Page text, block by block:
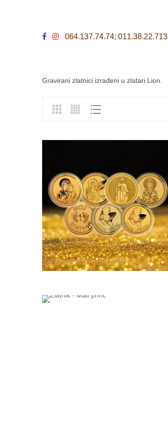
064.137.74.74; 011.38.22.713
Gravirani zlatnici izrađeni u zlatari Lion.